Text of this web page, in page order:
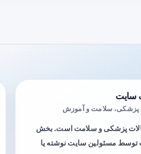
سایت
پزشکی، سلامت و آموزش
پزشکی و سلامت است. بخش
توسط مسئولین سایت نوشته یا